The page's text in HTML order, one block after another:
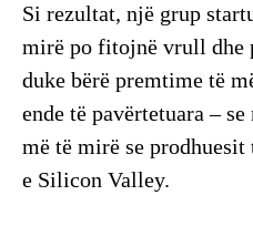
Si rezultat, një grup
mirë po fitojnë vrull dhe
duke bërë premtime të
ende të pavërtetuara –
më të mirë se
e Silicon Valley.